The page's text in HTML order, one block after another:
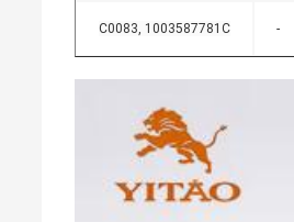
C0083, 1003587781C -